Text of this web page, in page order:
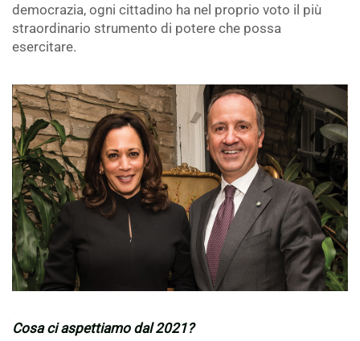
democrazia, ogni cittadino ha nel proprio voto il più
straordinario strumento di potere che possa
esercitare.
Cosa ci aspettiamo dal 2021?